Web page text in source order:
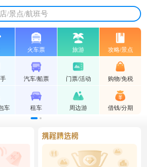
价格
/景点/航班号
车
火车票
汽车/船票
租车
旅游
门票/活动
周边游
攻略/景点
购物/免税
借钱/分期